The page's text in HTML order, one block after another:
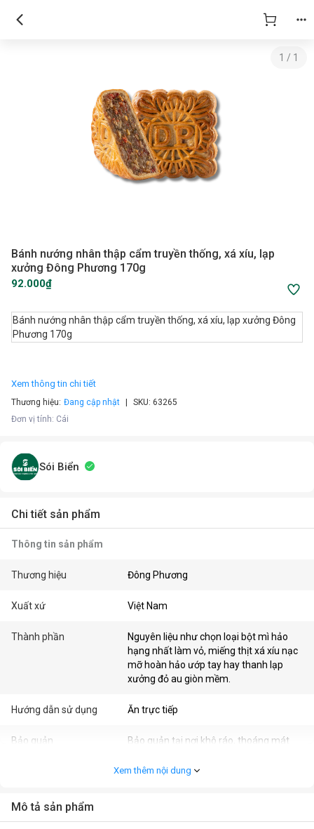
1 / 1
Bánh nướng nhân thập cẩm truyền thống, xá xíu, lạp
xưởng Đông Phương 170g
92.000₫
Bánh nướng nhân thập cẩm truyền thống, xá xíu, lạp xưởng Đông
Phương 170g
Xem thông tin chi tiết
Thương hiệu: Đang cập nhật SKU: 63265
Đơn vị tính: Cái
Sói Biển
Chi tiết sản phẩm
Thông tin sản phẩm
Thương hiệu Đông Phương
Xuất xứ Việt Nam
Thành phần
Nguyên liệu như chọn loại bột mì hảo
hạng nhất làm vỏ, miếng thịt xá xíu nạc
mỡ hoàn hảo ướp tay hay thanh lạp
xưởng đỏ au giòn mềm.
Hướng dẫn sử dụng Ăn trực tiếp
Bảo quản Bảo quản tại nơi khô ráo, thoáng mát
180g
Thời hạn sử dụng (Tháng)
Xem thêm nội dung
Mô tả sản phẩm